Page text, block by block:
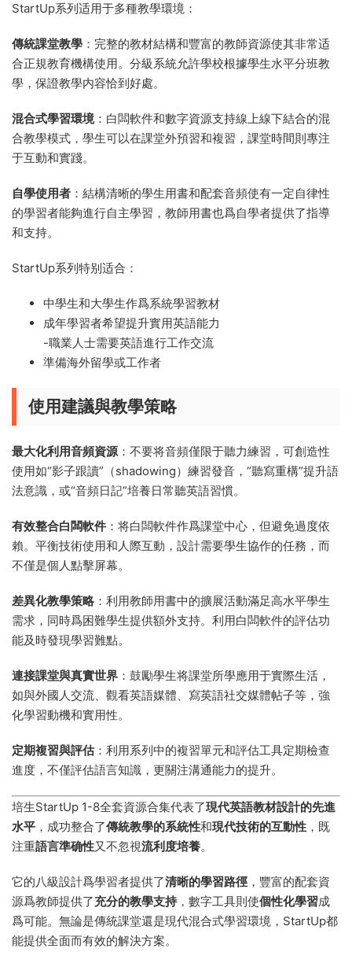
StartUp系列适用于多種教學環境：
傳統課堂教學 ：完整的教材結構和豐富的教師資源使其非常适
合正規教育機構使用。分級系統允許學校根據學生水平分班教
學，保證教學内容恰到好處。
混合式學習環境：白闆軟件和數字資源支持線上線下結合的混
合教學模式，學生可以在課堂外預習和複習，課堂時間則專注
于互動和實踐。
自學使用者 ：結構清晰的學生用書和配套音頻使有一定自律性
的學習者能夠進行自主學習，教師用書也爲自學者提供了指導
和支持。
StartUp系列特别适合：
中學生和大學生作爲系統學習教材
成年學習者希望提升實用英語能力
-職業人士需要英語進行工作交流
準備海外留學或工作者
使用建議與教學策略
最大化利用音頻資源：不要将音頻僅限于聽力練習，可創造性
使用如“影子跟讀”（shadowing）練習發音，“聽寫重構”提升語
法意識，或“音頻日記”培養日常聽英語習慣。
有效整合白闆軟件 ：将白闆軟件作爲課堂中心，但避免過度依
賴。平衡技術使用和人際互動，設計需要學生協作的任務，而
不僅是個人點擊屏幕。
差異化教學策略 ：利用教師用書中的擴展活動滿足高水平學生
需求，同時爲困難學生提供額外支持。利用白闆軟件的評估功
能及時發現學習難點。
連接課堂與真實世界 ：鼓勵學生将課堂所學應用于實際生活，
如與外國人交流、觀看英語媒體、寫英語社交媒體帖子等，強
化學習動機和實用性。
定期複習與評估：利用系列中的複習單元和評估工具定期檢查
進度，不僅評估語言知識，更關注溝通能力的提升。
培生StartUp 1-8全套資源合集代表了現代英語教材設計的先進
水平 ，成功整合了傳統教學的系統性和現代技術的互動性 ，既
注重語言準确性又不忽視流利度培養。
它的八級設計爲學習者提供了清晰的學習路徑 ，豐富的配套資
源爲教師提供了充分的教學支持，數字工具則使個性化學習成
爲可能。無論是傳統課堂還是現代混合式學習環境，StartUp都
能提供全面而有效的解決方案。